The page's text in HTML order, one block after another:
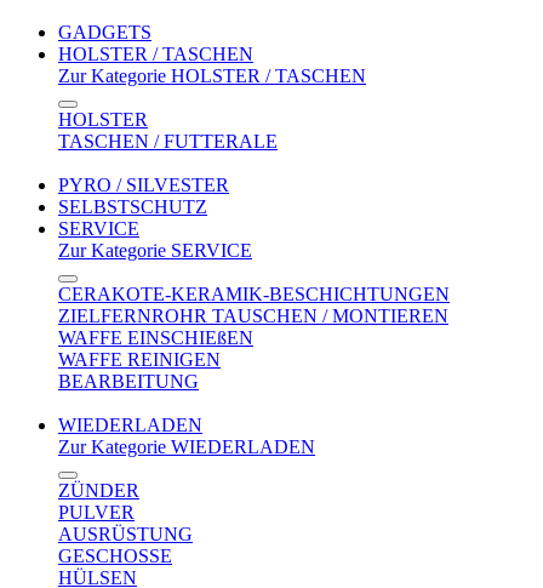
GADGETS
HOLSTER / TASCHEN
Zur Kategorie HOLSTER / TASCHEN
HOLSTER
TASCHEN / FUTTERALE
PYRO / SILVESTER
SELBSTSCHUTZ
SERVICE
Zur Kategorie SERVICE
CERAKOTE-KERAMIK-BESCHICHTUNGEN
ZIELFERNROHR TAUSCHEN / MONTIEREN
WAFFE EINSCHIEßEN
WAFFE REINIGEN
BEARBEITUNG
WIEDERLADEN
Zur Kategorie WIEDERLADEN
ZÜNDER
PULVER
AUSRÜSTUNG
GESCHOSSE
HÜLSEN